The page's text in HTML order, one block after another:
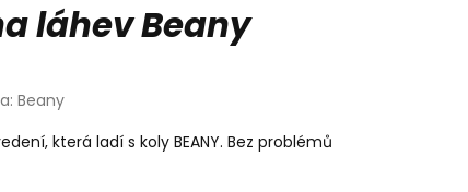
láhev Beany
Beany
která ladí s koly BEANY. Bez problémů